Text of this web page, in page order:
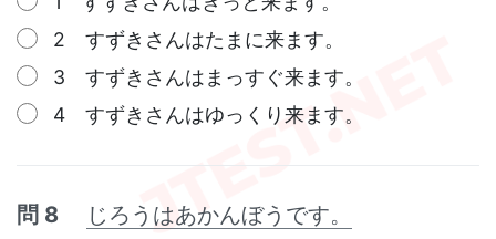
2 すずきさんはたまに来ます。
3 すずきさんはまっすぐ来ます。
4 すずきさんはゆっくり来ます。
問 8 じろうはあかんぼうです。